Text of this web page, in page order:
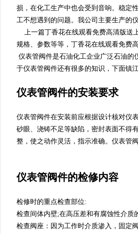
损，在化工生产中也会受到音响。稳
工不想遇到的问题。我公司主要生产的
上一篇丁香花在线观看免费高清版送
规格、参数等等，丁香花在线观看免
仪表管阀件是石油化工企业广泛石油的
于仪表管阀件还有很多的知识，下面
仪表管阀件的安装要求
仪表管阀件在安装前应根据设计核对仪表管
砂眼、浇铸不足等缺陷，密封表面
整，使之动作灵活，指示准确。仪
仪表管阀件的检修内容
检修时的重点检查部位:
检查间体内壁;在高压差和有腐蚀性介质的场
检查阀座：因为工作时介质渗入